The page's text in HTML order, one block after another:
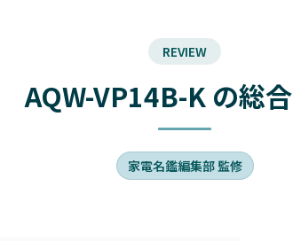
REVIEW
AQW-VP14B-K の総
家電名鑑編集部 監修